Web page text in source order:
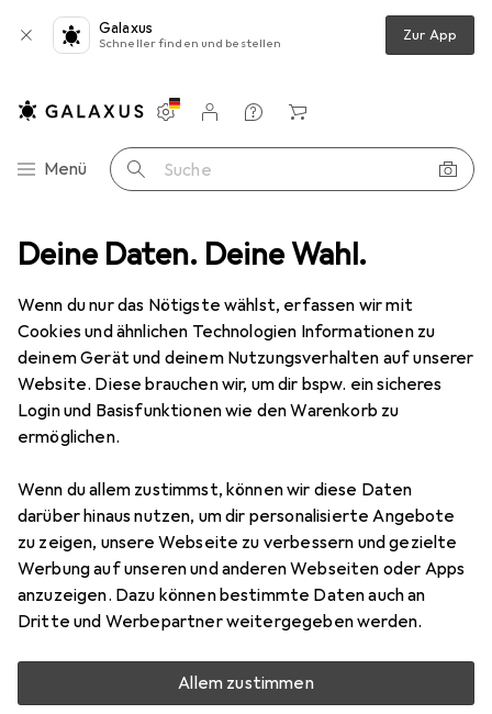
Deine Daten. Deine Wahl.
Wenn du nur das Nötigste wählst, erfassen wir mit
Cookies und ähnlichen Technologien Informationen zu
deinem Gerät und deinem Nutzungsverhalten auf unserer
Website. Diese brauchen wir, um dir bspw. ein sicheres
Login und Basisfunktionen wie den Warenkorb zu
ermöglichen.
Wenn du allem zustimmst, können wir diese Daten
darüber hinaus nutzen, um dir personalisierte Angebote
zu zeigen, unsere Webseite zu verbessern und gezielte
Werbung auf unseren und anderen Webseiten oder Apps
anzuzeigen. Dazu können bestimmte Daten auch an
Dritte und Werbepartner weitergegeben werden.
Allem zustimmen
Galaxus
Schneller finden und bestellen Zur App
Navigation nach Kategorien
Menü Suche
Einstellungen
Kundenkonto
Vergleichslisten
Merklisten
Warenkorb
Smartwatch Schutzfolie Dipos Displayschutzfolie Antireflex
5 Bilder
DiposDisplayschutzfolie Antireflex
EUR
3,89
80
Bewertungen Marke
Mehr von Dipos
Mehr als 10 Stück an Lager beim Drittanbieter
Lieferort angeben für genaue Lieferzeit